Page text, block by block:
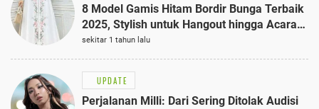
8 Model Gamis Hitam Bordir Bunga Terbaik
2025, Stylish untuk Hangout hingga Acara
Semi-Formal
sekitar 1 tahun lalu
UPDATE
Perjalanan Milli: Dari Sering Ditolak Audisi